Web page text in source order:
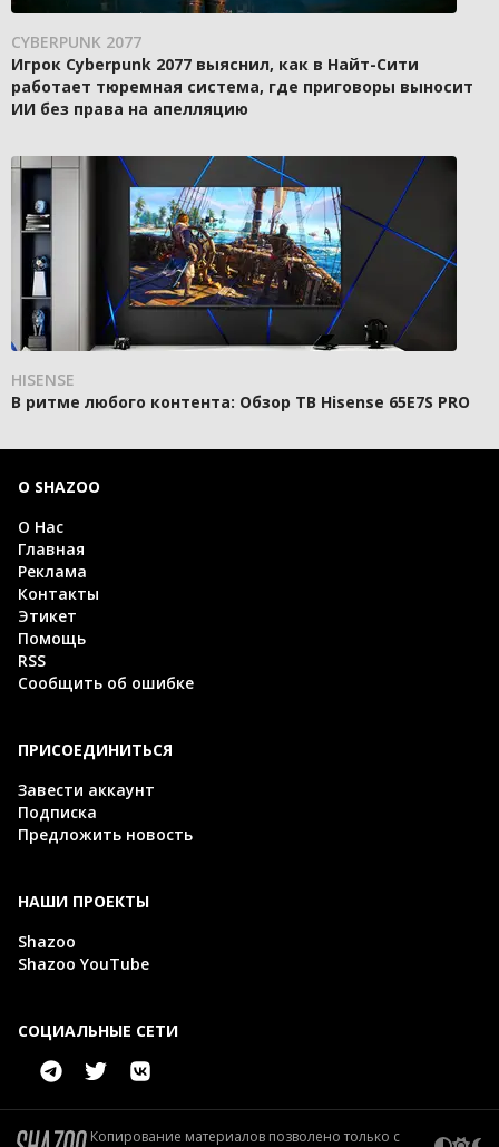
CYBERPUNK 2077
Игрок Cyberpunk 2077 выяснил, как в Найт-Сити
работает тюремная система, где приговоры выносит
ИИ без права на апелляцию
HISENSE
В ритме любого контента: Обзор ТВ Hisense 65E7S PRO
О SHAZOO
О Нас
Главная
Реклама
Контакты
Этикет
Помощь
RSS
Сообщить об ошибке
ПРИСОЕДИНИТЬСЯ
Завести аккаунт
Подписка
Предложить новость
НАШИ ПРОЕКТЫ
Shazoo
Shazoo YouTube
СОЦИАЛЬНЫЕ СЕТИ
Копирование материалов позволено только с